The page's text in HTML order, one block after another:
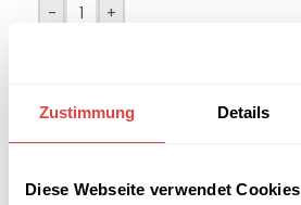
Zustimmung Details
Diese Webseite verwendet Cookies
- +
Interessiert an
größeren